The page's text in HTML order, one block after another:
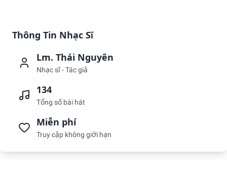
Thông Tin Nhạc Sĩ
Lm. Thái Nguyên
Nhạc sĩ - Tác giả
134
Tổng số bài hát
Miễn phí
Truy cập không giới hạn